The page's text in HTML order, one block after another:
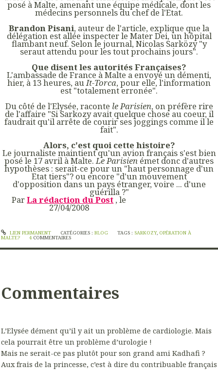
posé à Malte, amenant une équipe médicale, dont les
médecins personnels du chef de l'Etat.
Brandon Pisani, auteur de l'article, explique que la
délégation est allée inspecter le Mater Dei, un hôpital
flambant neuf. Selon le journal, Nicolas Sarközy "y
seraut attendu pour les tout prochains jours".
Que disent les autorités Françaises?
L'ambassade de France à Malte a envoyé un démenti,
hier, à 13 heures, auIt-Torca, pour elle, l'information
est "totalement erronée".
Du côté de l'Elysée, raconte le Parisien, on préfère rire
de l'affaire "Si Sarkozy avait quelque chose au coeur, il
faudrait qu'il arrête de courir ses joggings comme il le
fait".
Alors, c'est quoi cette histoire?
Le journaliste maintient qu'un avion français s'est bien
posé le 17 avril à Malte.Le Parisien émet donc d'autres
hypothèses : serait-ce pour un "haut personnage d'un
Etat tiers"? ou encore "d'un mouvement
d'opposition dans un pays étranger, voire ... d'une
guérilla ?"
ParLa rédaction du Post , le
27/04/2008
LIEN PERMANENT CATÉGORIES : BLOG TAGS : SARKOZY, OPÉRATION À
MALTE? 4 COMMENTAIRES
Commentaires
L’Elysée dément qu’il y ait un problème de cardiologie. Mais
cela pourrait être un problème d’urologie !
Mais ne serait-ce pas plutôt pour son grand ami Kadhafi ?
Aux frais de la princesse, c’est à dire du contribuable français